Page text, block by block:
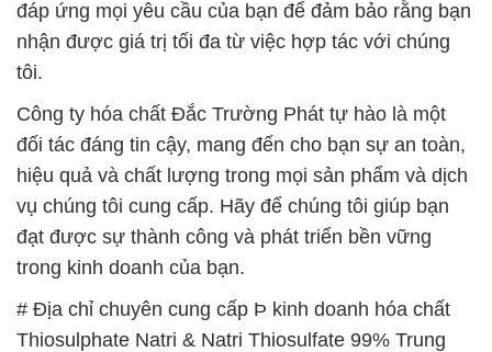
đáp ứng mọi yêu cầu của bạn để đảm bảo rằng bạn
nhận được giá trị tối đa từ việc hợp tác với chúng
tôi.
Công ty hóa chất Đắc Trường Phát tự hào là một
đối tác đáng tin cậy, mang đến cho bạn sự an toàn,
hiệu quả và chất lượng trong mọi sản phẩm và dịch
vụ chúng tôi cung cấp. Hãy để chúng tôi giúp bạn
đạt được sự thành công và phát triển bền vững
trong kinh doanh của bạn.
# Địa chỉ chuyên cung cấp Þ kinh doanh hóa chất
Thiosulphate Natri & Natri Thiosulfate 99% Trung